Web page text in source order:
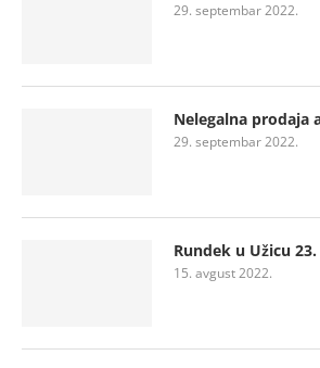
29. septembar 2022.
Nelegalna prodaja
29. septembar 2022.
Rundek u Užicu
15. avgust 2022.